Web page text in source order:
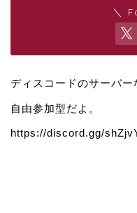
＼
ディスコードのサーバー
自由参加型だよ。
https://discord.gg/